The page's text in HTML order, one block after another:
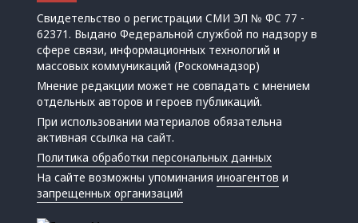
Свидетельство о регистрации СМИ ЭЛ № ФС 77 -
62371. Выдано Федеральной службой по надзору в
сфере связи, информационных технологий и
массовых коммуникаций (Роскомнадзор)
Мнение редакции может не совпадать с мнением
отдельных авторов и героев публикаций.
При использовании материалов обязательна
активная ссылка на сайт.
Политика обработки персональных данных
На сайте возможны упоминанияиноагентов и
запрещенных организаций